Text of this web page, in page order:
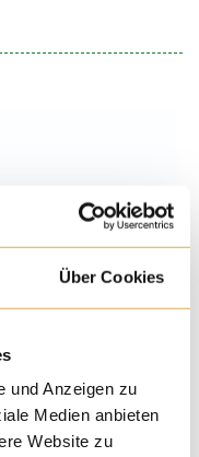
Über Cookies
und Anzeigen zu
Medien anbieten
Website zu